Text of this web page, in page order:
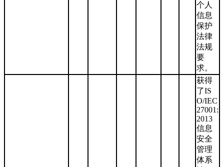
个人
信息
保护
法律
法规
要
求。
获得
了IS
O/IEC
27001:
2013
信息
安全
管理
体系